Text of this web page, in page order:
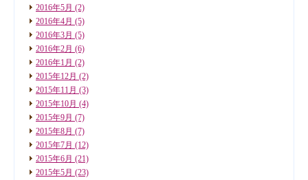
2016年5月 (2)
2016年4月 (5)
2016年3月 (5)
2016年2月 (6)
2016年1月 (2)
2015年12月 (2)
2015年11月 (3)
2015年10月 (4)
2015年9月 (7)
2015年8月 (7)
2015年7月 (12)
2015年6月 (21)
2015年5月 (23)